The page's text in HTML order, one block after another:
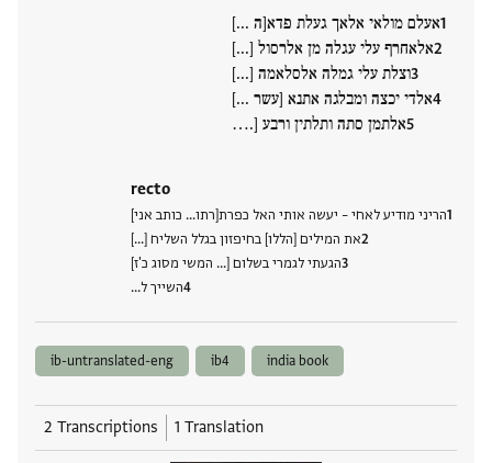
אעלם מולאי אלאך געלת פדא[ה ...]
אלאחרף עלי עגלה מן אלרסול [...]
וצלת עלי גמלה אלסלאמה [...]
אלדי יכצה ומבלגה אתנא [עשר ...]
אלתמן סתה ותלתין ורבע [.…
recto
הריני מודיע לאחי – יעשה אותי האל כפרת[רתו... כותב אני]
את המילים [הללו] בחיפזון בגלל השליח [...]
הגעתי לגמרי בשלום [... המשי מסוג כ'ז]
השייך ל…
ib-untranslated-eng ib4 india book
2 Transcriptions 1 Translation